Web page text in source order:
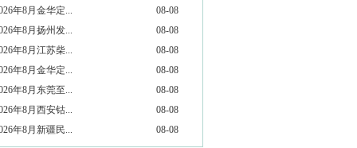
年8月金华定...
08-08
年8月扬州发...
08-08
年8月江苏柴...
08-08
年8月金华定...
08-08
年8月东莞至...
08-08
年8月西安钴...
08-08
年8月新疆民...
08-08